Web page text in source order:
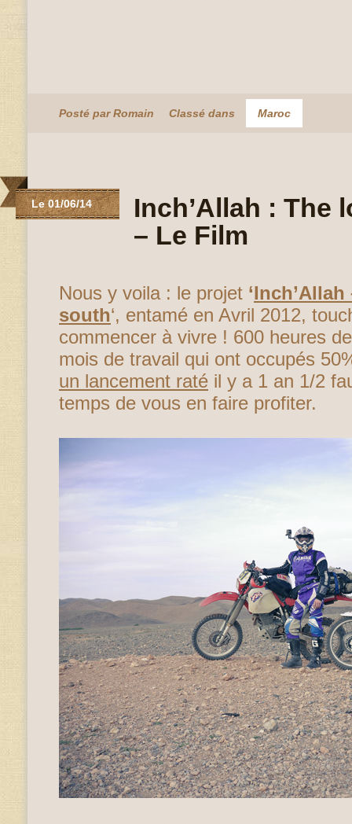
Posté par Romain Classé dans Maroc
Le 01/06/14
Inch’Allah : The
– Le Film
Nous y voila : le projet ‘
south‘, entamé en Avril 2012,
commencer à vivre ! 600 heures
mois de travail qui ont occupés
un lancement raté il y a 1 an 1/2
temps de vous en faire profiter.